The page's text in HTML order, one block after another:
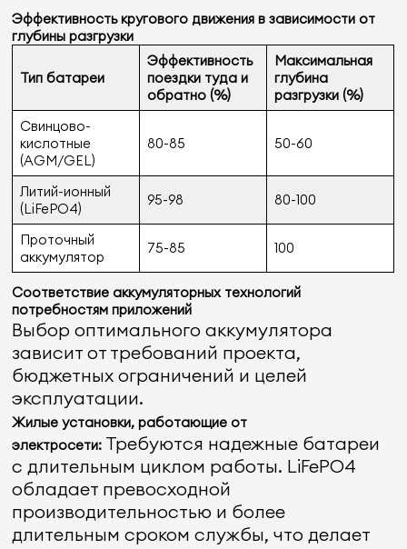
Эффективность кругового движения в зависимости от
глубины разгрузки
Тип батареи
Эффективность
поездки туда и
обратно (%)
Максимальная
глубина
разгрузки (%)
Свинцово-
кислотные
(AGM/GEL)
80-85 50-60
Литий-ионный
(LiFePO4)
95-98 80-100
Проточный
аккумулятор
75-85 100
Соответствие аккумуляторных технологий
потребностям приложений
Выбор оптимального аккумулятора
зависит от требований проекта,
бюджетных ограничений и целей
эксплуатации.
Жилые установки, работающие от
электросети: Требуются надежные батареи
с длительным циклом работы. LiFePO4
обладает превосходной
производительностью и более
длительным сроком службы, что делает